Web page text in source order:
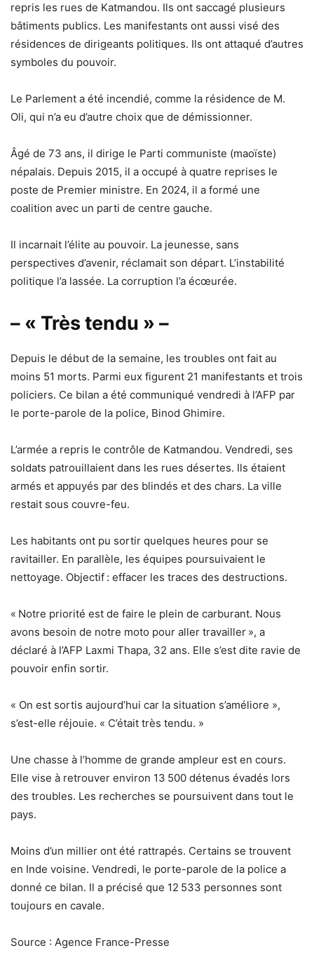
repris les rues de Katmandou. Ils ont saccagé plusieurs
bâtiments publics. Les manifestants ont aussi visé des
résidences de dirigeants politiques. Ils ont attaqué d’autres
symboles du pouvoir.
Le Parlement a été incendié, comme la résidence de M.
Oli, qui n’a eu d’autre choix que de démissionner.
Âgé de 73 ans, il dirige le Parti communiste (maoïste)
népalais. Depuis 2015, il a occupé à quatre reprises le
poste de Premier ministre. En 2024, il a formé une
coalition avec un parti de centre gauche.
Il incarnait l’élite au pouvoir. La jeunesse, sans
perspectives d’avenir, réclamait son départ. L’instabilité
politique l’a lassée. La corruption l’a écœurée.
– « Très tendu » –
Depuis le début de la semaine, les troubles ont fait au
moins 51 morts. Parmi eux figurent 21 manifestants et trois
policiers. Ce bilan a été communiqué vendredi à l’AFP par
le porte-parole de la police, Binod Ghimire.
L’armée a repris le contrôle de Katmandou. Vendredi, ses
soldats patrouillaient dans les rues désertes. Ils étaient
armés et appuyés par des blindés et des chars. La ville
restait sous couvre-feu.
Les habitants ont pu sortir quelques heures pour se
ravitailler. En parallèle, les équipes poursuivaient le
nettoyage. Objectif : effacer les traces des destructions.
« Notre priorité est de faire le plein de carburant. Nous
avons besoin de notre moto pour aller travailler », a
déclaré à l’AFP Laxmi Thapa, 32 ans. Elle s’est dite ravie de
pouvoir enfin sortir.
« On est sortis aujourd’hui car la situation s’améliore »,
s’est-elle réjouie. « C’était très tendu. »
Une chasse à l’homme de grande ampleur est en cours.
Elle vise à retrouver environ 13 500 détenus évadés lors
des troubles. Les recherches se poursuivent dans tout le
pays.
Moins d’un millier ont été rattrapés. Certains se trouvent
en Inde voisine. Vendredi, le porte-parole de la police a
donné ce bilan. Il a précisé que 12 533 personnes sont
toujours en cavale.
Source : Agence France-Presse